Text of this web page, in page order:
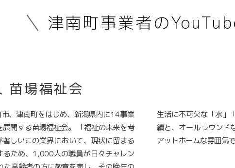
津南町事業者の
苗場福祉会
、津南町をはじめ、新潟県内に14事業
開する苗場福祉会。 「福祉の未来を考
しいこの業界において、現状に留まる
るため、1,000人の職員が日々チャレン
生活に不可欠な「水」
績と、オールラウンド
アットホームな雰囲気